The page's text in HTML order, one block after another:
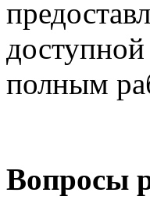
полным
Вопросы